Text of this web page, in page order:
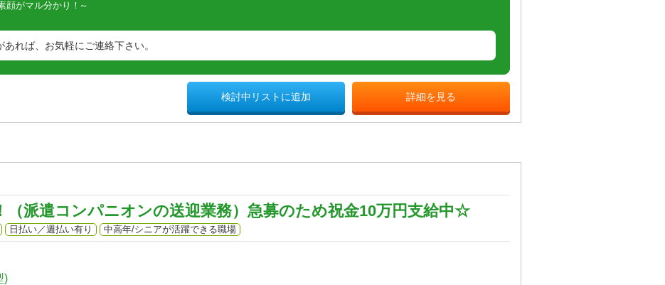
顔がマル分かり！
れば、お気軽にご連絡下さい。
検討中リストに追加 詳細を見る
（派遣コンパニオンの送迎業務）急募のため祝金10万円支給中☆
日払い／週払い有り 中高年/シニアが活躍できる職場
)